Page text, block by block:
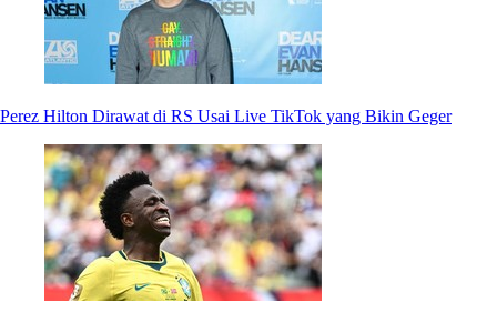
Perez Hilton Dirawat di RS Usai Live TikTok yang Bikin Geger